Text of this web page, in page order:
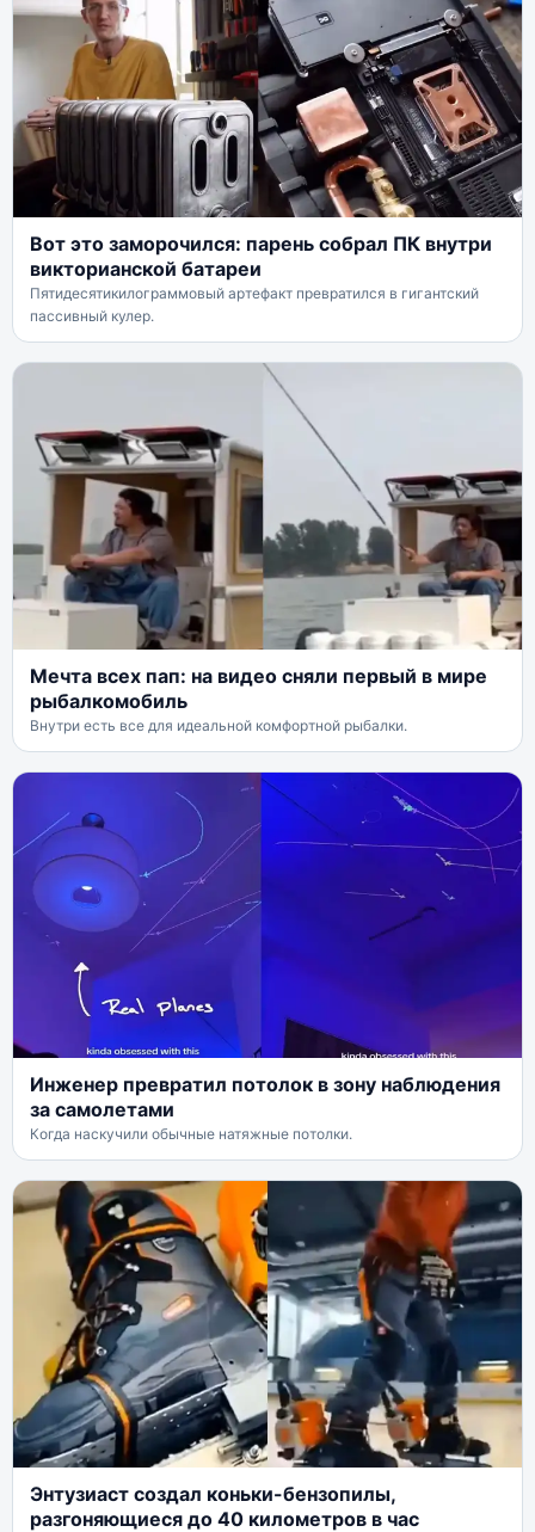
Вот это заморочился: парень собрал ПК внутри
викторианской батареи
Пятидесятикилограммовый артефакт превратился в гигантский
пассивный кулер.
Мечта всех пап: на видео сняли первый в мире
рыбалкомобиль
Внутри есть все для идеальной комфортной рыбалки.
Инженер превратил потолок в зону наблюдения
за самолетами
Когда наскучили обычные натяжные потолки.
Энтузиаст создал коньки-бензопилы,
разгоняющиеся до 40 километров в час